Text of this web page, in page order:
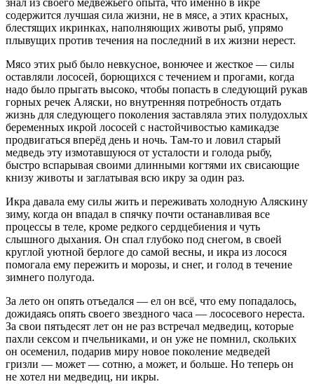
знал из своего медвежьего опыта, что именно в икре
содержится лучшая сила жизни, не в мясе, а этих красных,
блестящих икринках, наполняющих животы рыб, упрямо
плывущих против течения на последний в их жизни нерест.
Мясо этих рыб было невкусное, вонючее и жесткое — силы
оставляли лососей, борющихся с течением и прогами, когда
надо было прыгать высоко, чтобы попасть в следующий рукав
горных речек Аляски, но внутренняя потребность отдать
жизнь для следующего поколения заставляла этих полудохлых
беременных икрой лососей с настойчивостью камикадзе
продвигаться вперёд день и ночь. Там-то и ловил старый
медведь эту измотавшуюся от усталости и голода рыбу,
быстро вспарывая своими длинными когтями их свисающие
книзу животы и заглатывая всю икру за один раз.
Икра давала ему силы жить и переживать холодную Аляскину
зиму, когда он впадал в спячку почти останавливая все
процессы в теле, кроме редкого сердцебиения и чуть
слышного дыхания. Он спал глубоко под снегом, в своей
круглой уютной берлоге до самой весны, и икра из лосося
помогала ему пережить и морозы, и снег, и голод в течение
зимнего полугода.
За лето он опять отъедался — ел он всё, что ему попадалось,
дожидаясь опять своего звездного часа — лососевого нереста.
За свои пятьдесят лет он не раз встречал медведиц, которые
пахли сексом и пчельниками, и он уже не помнил, скольких
он осеменил, подарив миру новое поколение медведей
гризли — может — сотню, а может, и больше. Но теперь он
не хотел ни медведиц, ни икры.